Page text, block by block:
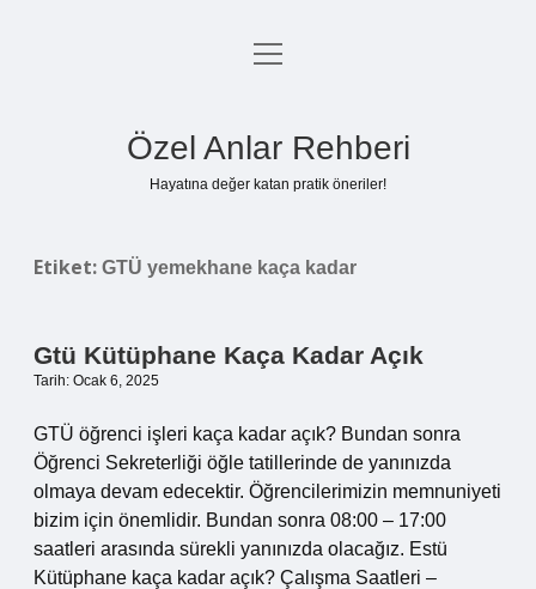
Anasayfa
menüyü
Özel Anlar Rehberi
Hayatına değer katan pratik öneriler!
Etiket: GTÜ yemekhane kaça kadar
Gtü Kütüphane Kaça Kadar Açık
Tarih: Ocak 6, 2025
GTÜ öğrenci işleri kaça kadar açık? Bundan sonra
Öğrenci Sekreterliği öğle tatillerinde de yanınızda
olmaya devam edecektir. Öğrencilerimizin memnuniyeti
bizim için önemlidir. Bundan sonra 08:00 – 17:00
saatleri arasında sürekli yanınızda olacağız. Estü
Kütüphane kaça kadar açık? Çalışma Saatleri –